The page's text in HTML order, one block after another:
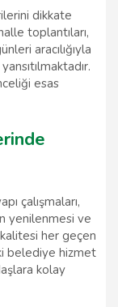
dikkate
toplantıları,
aracılığıyla
esas
çalışmaları,
yenilenmesi ve
her geçen
belediye hizmet
kolay